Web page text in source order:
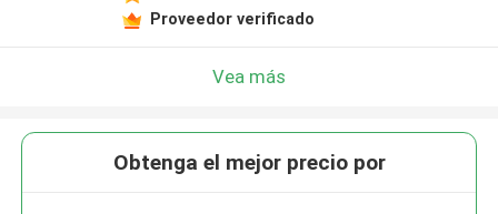
Proveedor verificado
Vea más
Obtenga el mejor precio por